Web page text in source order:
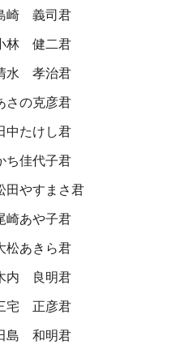
崎 義司君
林 健二君
水 孝治君
さの克彦君
中たけし君
ち佳代子君
田やすまさ君
崎あや子君
松あきら君
内 良明君
宅 正彦君
島 和明君